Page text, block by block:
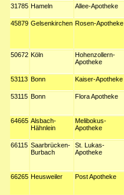
31785 Hameln Allee-Apotheke
45879 Gelsenkirchen Rosen-Apotheke
50672 Köln
Hohenzollern-
Apotheke
53113 Bonn Kaiser-Apotheke
53115 Bonn Flora Apotheke
64665 Alsbach-
Hähnlein
Melibokus-
Apotheke
66115 Saarbrücken-
Burbach
St. Lukas-
Apotheke
66265 Heusweiler Post Apotheke